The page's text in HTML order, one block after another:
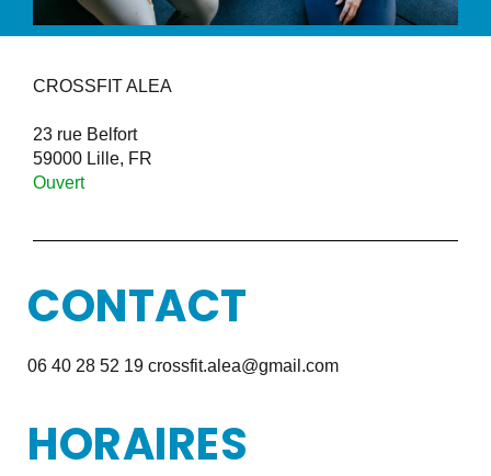
CROSSFIT ALEA
23 rue Belfort
59000 Lille, FR
Ouvert
CONTACT​
06 40 28 52 19 crossfit.alea@gmail.com
HORAIRES